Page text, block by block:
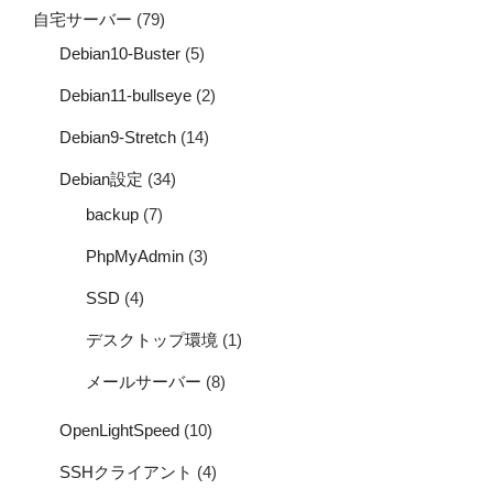
自宅サーバー (79)
Debian10-Buster (5)
Debian11-bullseye (2)
Debian9-Stretch (14)
Debian設定 (34)
backup (7)
PhpMyAdmin (3)
SSD (4)
デスクトップ環境 (1)
メールサーバー (8)
OpenLightSpeed (10)
SSHクライアント (4)